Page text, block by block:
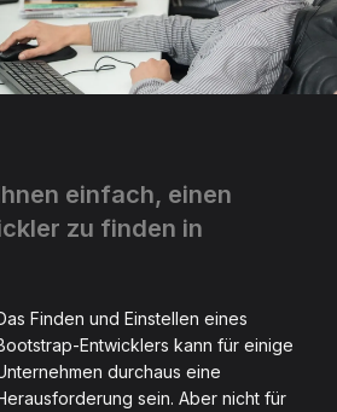
einfach, einen
zu finden in
Finden und Einstellen eines
Entwicklers kann für einige
durchaus eine
sein. Aber nicht für